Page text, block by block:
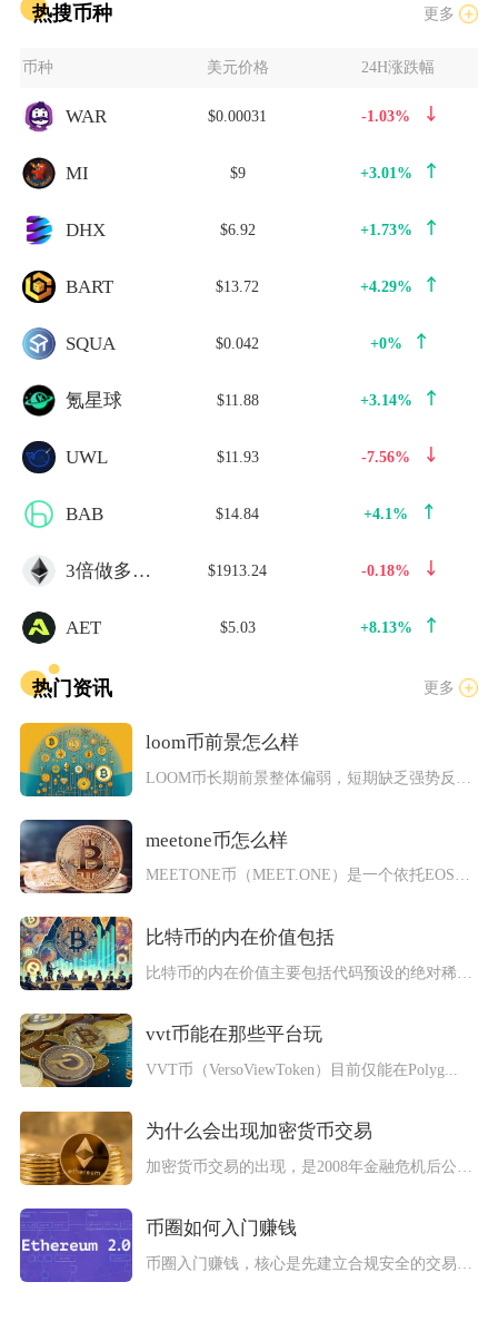
热搜币种 更多
币种 美元价格 24H涨跌幅
WAR $0.00031 -1.03%
MI $9 +3.01%
DHX $6.92 +1.73%
BART $13.72 +4.29%
SQUA $0.042 +0%
氪星球 $11.88 +3.14%
UWL $11.93 -7.56%
BAB $14.84 +4.1%
3倍做多ETH $1913.24 -0.18%
AET $5.03 +8.13%
热门资讯 更多
loom币前景怎么样
LOOM币长期前景整体偏弱，短期缺乏强势反弹动力，中长期存在...
meetone币怎么样
MEETONE币（MEET.ONE）是一个依托EOS生态的老...
比特币的内在价值包括
比特币的内在价值主要包括代码预设的绝对稀缺性、去中心化架构带...
vvt币能在那些平台玩
VVT币（VersoViewToken）目前仅能在Polyg...
为什么会出现加密货币交易
币圈如何入门赚钱
币圈入门赚钱，核心是先建立合规安全的交易基础，再以低风险现货...